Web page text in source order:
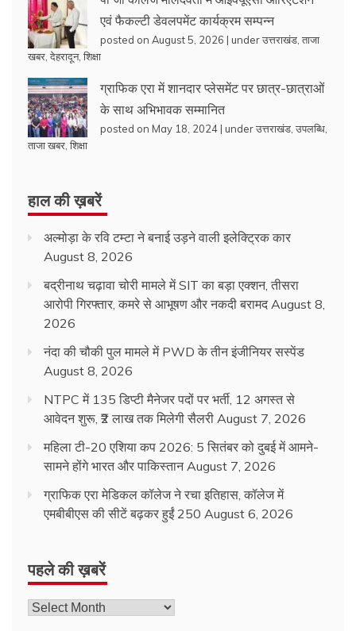
एवं फैकल्टी डेवलपमेंट कार्यक्रम सम्पन्न
posted on August 5, 2026 | underउत्तराखंड ताजा
खबर देहरादून, शिक्षा
ग्राफिक एरा में शानदार प्लेसमेंट पर छात्र-छात्राओं
के साथ अभिभावक सम्मानित
posted on May 18, 2024 | underउत्तराखंड उपलब्धि
ताजा खबर शिक्षा
हाल की ख़बरें
अल्मोड़ा के रवि टम्टा ने बनाई उड़ने वाली इलेक्ट्रिक कार
August 8, 2026
बद्रीनाथ चढ़ावा चोरी मामले में SIT का बड़ा एक्शन, तीसरा
आरोपी गिरफ्तार, कमरे से आभूषण और नकदी बरामद August 8,
2026
नंदा की चौकी पुल मामले में PWD के तीन इंजीनियर सस्पेंड
August 8, 2026
NTPC में 135 डिप्टी मैनेजर पदों पर भर्ती, 12 अगस्त से
आवेदन शुरू, ₹2 लाख तक मिलेगी सैलरी August 7, 2026
महिला टी-20 एशिया कप 2026: 5 सितंबर को दुबई में आमने-
सामने होंगे भारत और पाकिस्तान August 7, 2026
ग्राफिक एरा मेडिकल कॉलेज ने रचा इतिहास, कॉलेज में
एमबीबीएस की सीटें बढ़कर हुईं 250 August 6, 2026
पहले की ख़बरें